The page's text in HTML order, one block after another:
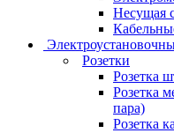
Несущая
Розетки
Розетка
Розетка
пара)
Розетка